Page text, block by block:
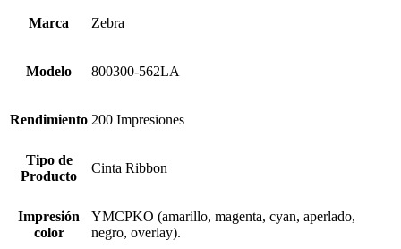
Marca Zebra
Modelo 800300-562LA
Rendimiento 200 Impresiones
Tipo de
Producto
Cinta Ribbon
Impresión
color
YMCPKO (amarillo, magenta, cyan, aperlado,
negro, overlay).